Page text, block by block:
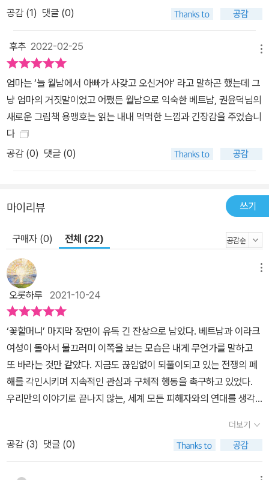
반전 평화운동이 거세졌습니다만, 한국의 분위기는 사뭇 달랐습니다.
는 숨어들고, 참전 군인들은 국가의 경제를 살린 주역으로 칭송받는
분위기에서 개인의 고통을 말할 창구를 잃어갔습니다. 『용맹호』에서
용맹호 씨 또한 몸 밖으로 비어져 나오는 살생의 흔적과 극도의 긴장
을 침묵 안에 가두고 열심히 출근을 합니다. 전쟁의 직접적인 피해자
이면서 돌봄을 받고 있지는 못합니다. 그런 그의 죄의식에서 출몰하
는 환영은 한 농가의 아침 밥상 자리이며 민간인 학살의 현장입니다.
용맹호 씨는 가해자이기도 합니다. 사려 깊은 마음으로, 그러나 기억
해야 하는 것 권윤덕 작가는 『용맹호』를 그려야 비로소 『꽃할머니』가
피해자의 입장이라면, 『용맹호』에서 한국은 가해자의 입장에 서 있습
은 한국사회의 모순을 여실히 드러냅니다. 우리나라가 가해자라는 불
처음 제기된 한국군에 의한 민간인 학살 사건은 지금도 여전히 한국
정부가 인정하지 않은 사건으로, 공식적인 사과 없이 피해자의 상처
를 할퀴고 있습니다. 작가는 활활 타는 불길로 소거된 마을 옆 공터에
그려 넣었습니다. 그곳엔 명령에 복종하는 참전 군인 용맹호 씨의 모
습도 보입니다. 국가의 동원으로 가해자의 위치에 서게 된 사람. 그런
수많은 참전 군인들이 더 이상 생겨나서는 안 될 것입니다. 전쟁을 기
억하고 외면하지 말아야 할 이유입니다.
공감 (1) 댓글 (0)
후추 2022-02-25
엄마는 ‘늘 월남에서 아빠가 사갖고 오신거야‘ 라고 말하곤 했는데 그
냥 엄마의 거짓말이었고 어쨌든 월남으로 익숙한 베트남, 권윤덕님의
새로운 그림책 용맹호는 읽는 내내 먹먹한 느낌과 긴장감을 주었습니
다
공감 (0) 댓글 (0)
마이리뷰 쓰기
구매자 (0) 전체 (22)
오롯하루 2021-10-24
‘꽃할머니’ 마지막 장면이 유독 긴 잔상으로 남았다. 베트남과 이라크
여성이 돌아서 물끄러미 이쪽을 보는 모습은 내게 무언가를 말하고
또 바라는 것만 같았다. 지금도 끊임없이 되풀이되고 있는 전쟁의 폐
해를 각인시키며 지속적인 관심과 구체적 행동을 촉구하고 있었다.
우리만의 이야기로 끝나지 않는, 세계 모든 피해자와의 연대를 생각
야 하지만 한편으로는 가해자로 베트남에 용서를 구해야 할 역사가
있음을 환기해 주었다. 누군가는 굳이 하지 않아도 될 이야기 아니냐
고, 아이들도 보는 그림책에 이런 역사까지 담는 것이 옳은 일이냐며
더보기
공감 (3) 댓글 (0)